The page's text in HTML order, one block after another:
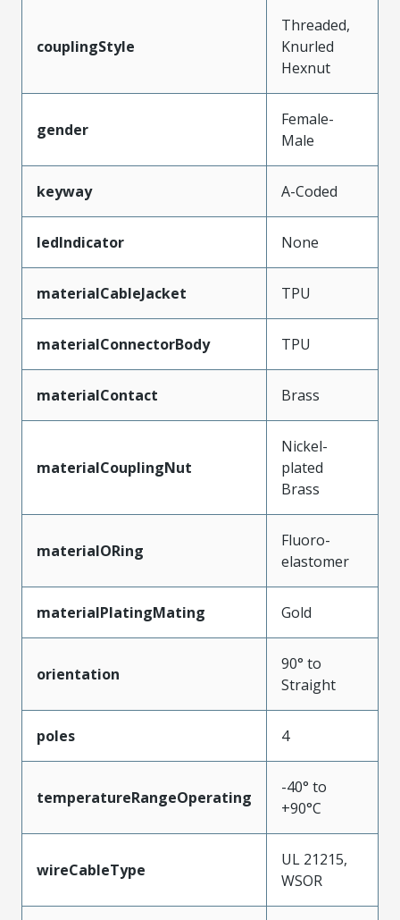
couplingStyle
Threaded,
Knurled
Hexnut
gender
Female-
Male
keyway A-Coded
ledIndicator None
materialCableJacket TPU
materialConnectorBody TPU
materialContact Brass
materialCouplingNut
Nickel-
plated
Brass
materialORing
Fluoro-
elastomer
materialPlatingMating Gold
orientation
90° to
Straight
poles 4
temperatureRangeOperating
-40° to
+90°C
wireCableType
UL 21215,
WSOR